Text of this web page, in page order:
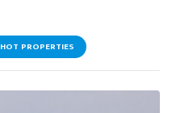
HOT PROPERTIES